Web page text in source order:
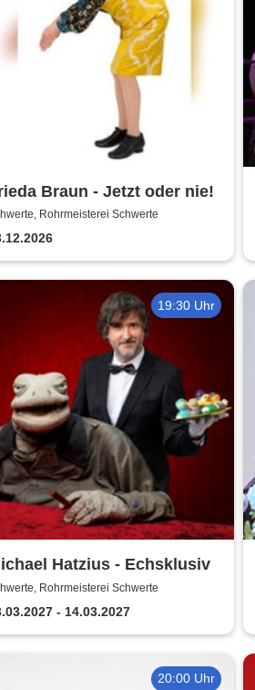
Braun - Jetzt oder nie!
Rohrmeisterei Schwerte
19:30 Uhr
Hatzius - Echsklusiv
Rohrmeisterei Schwerte
- 14.03.2027
20:00 Uhr